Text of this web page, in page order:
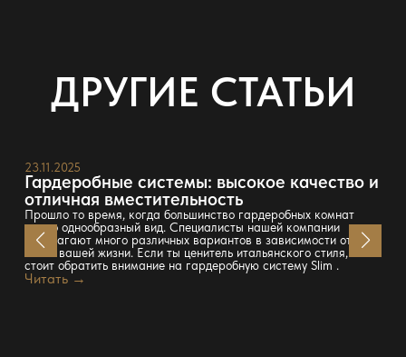
ДРУГИЕ СТАТЬИ
23.11.2025
Гардеробные системы: высокое качество и
отличная вместительность
Прошло то время, когда большинство гардеробных комнат
имело однообразный вид. Специалисты нашей компании
предлагают много различных вариантов в зависимости от
стиля вашей жизни. Если ты ценитель итальянского стиля, то
стоит обратить внимание на гардеробную систему Slim .
Читать →